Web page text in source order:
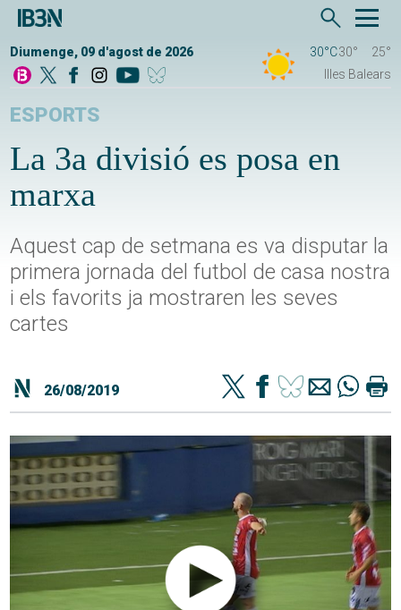
Diumenge, 09 d'agost de 2026 30°C30°
25°
Illes Balears
ESPORTS
La 3a divisió es posa en
marxa
Aquest cap de setmana es va disputar la
primera jornada del futbol de casa nostra
i els favorits ja mostraren les seves
cartes
26/08/2019